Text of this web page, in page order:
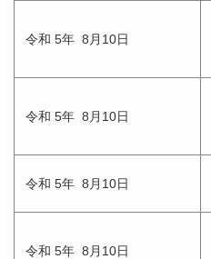
令和 5年 8月10日
令和 5年 8月10日
令和 5年 8月10日
令和 5年 8月10日